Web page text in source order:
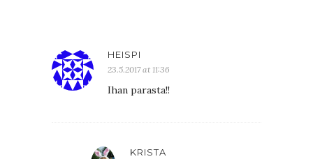
HEISPI
23.5.2017 at 11:36
Ihan parasta!!
KRISTA